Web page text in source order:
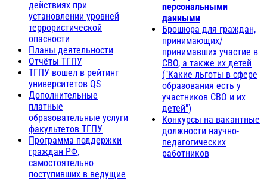
действиях при
установлении уровней
террористической
опасности
Планы деятельности
Отчёты ТГПУ
ТГПУ вошел в рейтинг
университетов QS
Дополнительные
платные
образовательные услуги
факультетов ТГПУ
Программа поддержки
граждан РФ,
самостоятельно
поступивших в ведущие
персональными
данными
Брошюра для граждан,
принимающих/
принимавших участие в
СВО, а также их детей
("Какие льготы в сфере
образования есть у
участников СВО и их
детей")
Конкурсы на вакантные
должности научно-
педагогических
работников